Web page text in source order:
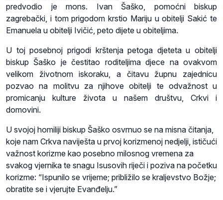
predvodio je mons. Ivan Šaško, pomoćni biskup
zagrebački, i tom prigodom krstio Mariju u obitelji Sakić te
Emanuela u obitelji Ivičić, peto dijete u obiteljima.
U toj posebnoj prigodi krštenja petoga djeteta u obitelji
biskup Šaško je čestitao roditeljima djece na ovakvom
velikom životnom iskoraku, a čitavu župnu zajednicu
pozvao na molitvu za njihove obitelji te odvažnost u
promicanju kulture života u našem društvu, Crkvi i
domovini.
U svojoj homiliji biskup Šaško osvrnuo se na misna čitanja,
koje nam Crkva naviješta u prvoj korizmenoj nedjelji, ističući
važnost korizme kao posebno milosnog vremena za
svakog vjernika te snagu Isusovih riječi i poziva na početku
korizme: “Ispunilo se vrijeme; približilo se kraljevstvo Božje;
obratite se i vjerujte Evanđelju.”